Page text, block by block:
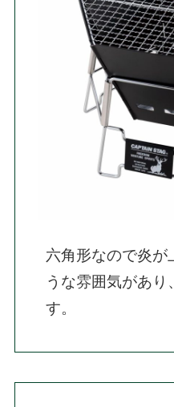
六角形なので炎が
うな雰囲気があ
す。